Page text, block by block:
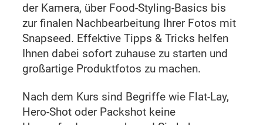
der Kamera, über Food-Styling-Basics bis
zur finalen Nachbearbeitung Ihrer Fotos mit
Snapseed. Effektive Tipps & Tricks helfen
Ihnen dabei sofort zuhause zu starten und
großartige Produktfotos zu machen.
Nach dem Kurs sind Begriffe wie Flat-Lay,
Hero-Shot oder Packshot keine